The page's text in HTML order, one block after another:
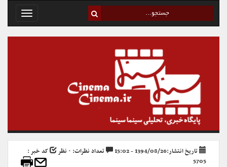
Toggle
تاریخ انتشار:1394/08/26 - 15:02 تعداد نظرات: ۰ نظر
کد خبر :
5705